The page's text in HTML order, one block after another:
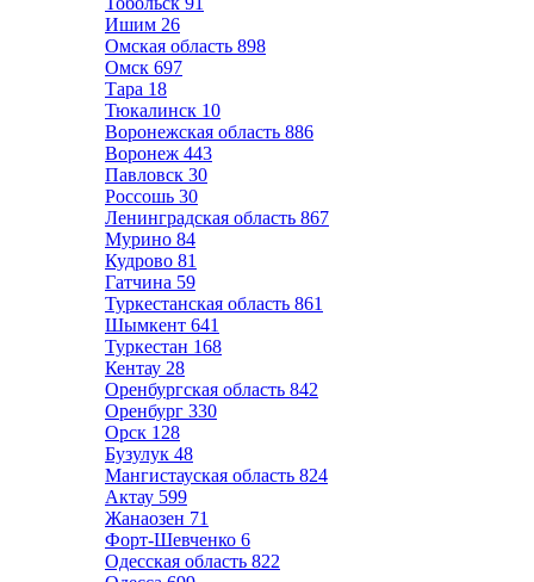
Ишим 26
Омская область 898
Омск 697
Тара 18
Тюкалинск 10
Воронежская область 886
Воронеж 443
Павловск 30
Россошь 30
Ленинградская область 867
Мурино 84
Кудрово 81
Гатчина 59
Туркестанская область 861
Шымкент 641
Туркестан 168
Кентау 28
Оренбургская область 842
Оренбург 330
Орск 128
Бузулук 48
Мангистауская область 824
Актау 599
Жанаозен 71
Форт-Шевченко 6
Одесская область 822